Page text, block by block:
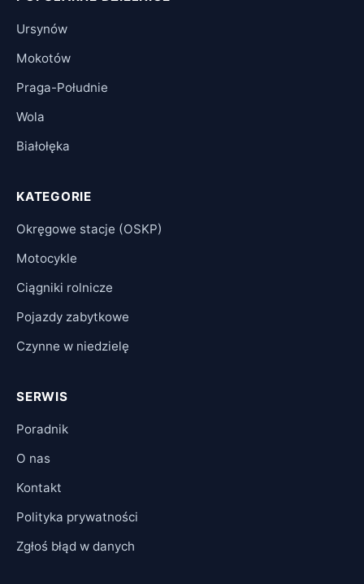
Ursynów
Mokotów
Praga-Południe
Wola
Białołęka
KATEGORIE
Okręgowe stacje (OSKP)
Motocykle
Ciągniki rolnicze
Pojazdy zabytkowe
Czynne w niedzielę
SERWIS
Poradnik
O nas
Kontakt
Polityka prywatności
Zgłoś błąd w danych